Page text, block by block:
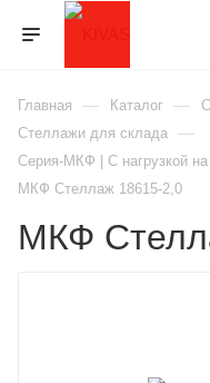
Главная — Каталог —
Стеллажи для склада —
Серия-МКФ | С нагрузкой на
МКФ Стеллаж 18615-2,0
МКФ